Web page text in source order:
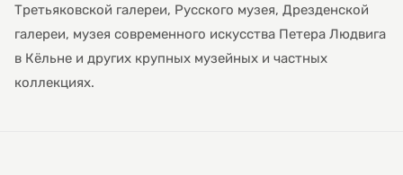
Третьяковской галереи, Русского музея, Дрезденской
галереи, музея современного искусства Петера Людвига
в Кёльне и других крупных музейных и частных
коллекциях.